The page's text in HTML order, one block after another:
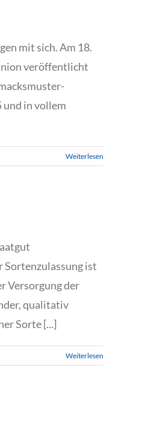
mit sich. Am 18.
veröffentlicht
und in vollem
Weiterlesen
Sortenzulassung ist
Versorgung der
qualitativ
Sorte [...]
Weiterlesen